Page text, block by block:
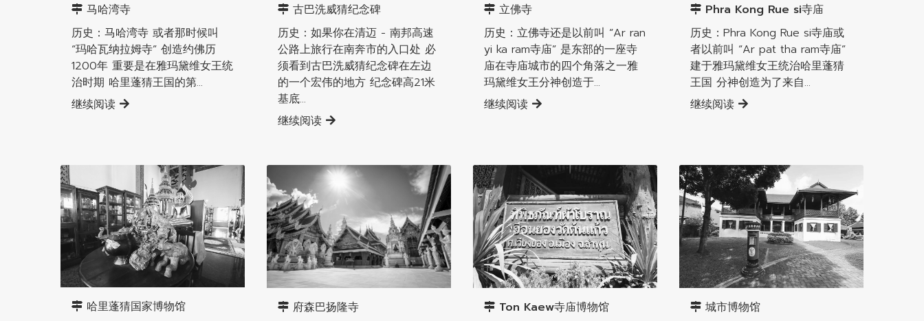
马哈湾寺
历史：马哈湾寺 或者那时候叫
“玛哈瓦纳拉姆寺” 创造约佛历
1200年 重要是在雅玛黛维女王统
治时期 哈里蓬猜王国的第...
继续阅读
古巴洗威猜纪念碑
历史：如果你在清迈 - 南邦高速
公路上旅行在南奔市的入口处 必
须看到古巴洗威猜纪念碑在左边
的一个宏伟的地方 纪念碑高21米
基底...
继续阅读
立佛寺
历史：立佛寺还是以前叫 “Ar ran
yi ka ram寺庙” 是东部的一座寺
庙在寺庙城市的四个角落之一雅
玛黛维女王分神创造于...
继续阅读
Phra Kong Rue si寺庙
历史：Phra Kong Rue si寺庙或
者以前叫 “Ar pat tha ram寺庙”
建于雅玛黛维女王统治哈里蓬猜
王国 分神创造为了来自...
继续阅读
南奔直辖县
哈里蓬猜国家博物馆
南奔直辖县
府森巴扬隆寺
南奔直辖县
Ton Kaew寺庙博物馆
南奔直辖县
城市博物馆